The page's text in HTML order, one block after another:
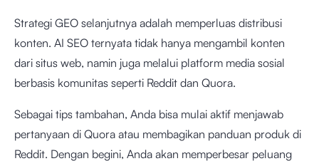
Strategi GEO selanjutnya adalah memperluas distribusi
konten. AI SEO ternyata tidak hanya mengambil konten
dari situs web, namin juga melalui platform media sosial
berbasis komunitas seperti Reddit dan Quora.
Sebagai tips tambahan, Anda bisa mulai aktif menjawab
pertanyaan di Quora atau membagikan panduan produk di
Reddit. Dengan begini, Anda akan memperbesar peluang